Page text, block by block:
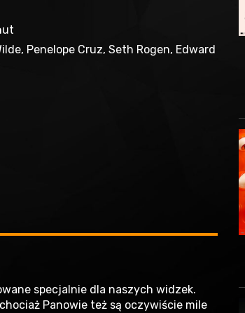
Penelope Cruz, Seth Rogen, Edward
specjalnie dla naszych widzek.
Panowie też są oczywiście mile